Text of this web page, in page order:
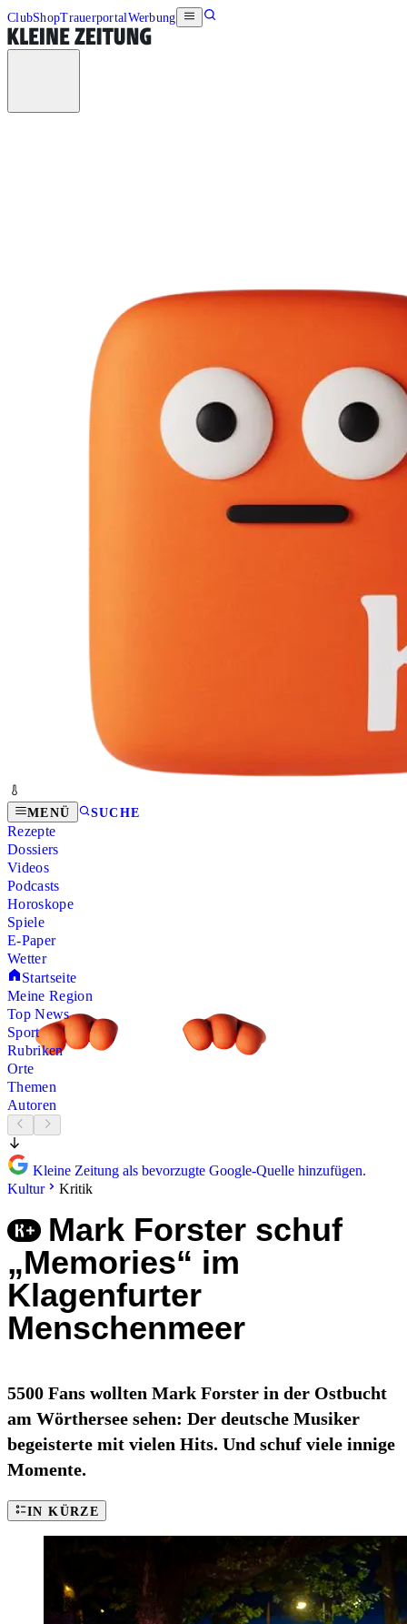
ClubShopTrauerportalWerbung
MENÜ SUCHE
Rezepte
Dossiers
Videos
Podcasts
Horoskope
Spiele
E-Paper
Wetter
Startseite
Meine Region
Top News
Sport
Rubriken
Orte
Themen
Autoren
Kleine Zeitung als bevorzugte Google-Quelle hinzufügen.
Kultur
Kritik
Mark Forster schuf
„Memories“ im
Klagenfurter
Menschenmeer
5500 Fans wollten Mark Forster in der Ostbucht
am Wörthersee sehen: Der deutsche Musiker
begeisterte mit vielen Hits. Und schuf viele innige
Momente.
IN KÜRZE